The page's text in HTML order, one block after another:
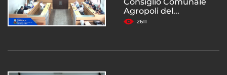
Agropoli del...
2611